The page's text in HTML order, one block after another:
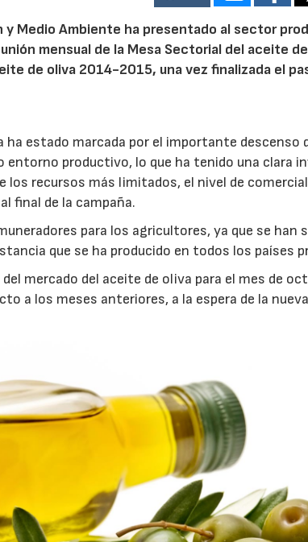
Medio Ambiente ha presentado al sector
mensual de la Mesa Sectorial del aceite
de oliva 2014-2015, una vez finalizada el
ha estado marcada por el importante descenso
entorno productivo, lo que ha tenido una clara
los recursos más limitados, el nivel de
final de la campaña.
para los agricultores, ya que se han
que se ha producido en todos los países
mercado del aceite de oliva para el mes de
a los meses anteriores, a la espera de la